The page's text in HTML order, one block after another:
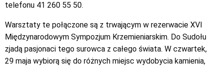
telefonu 41 260 55 50.
Warsztaty te połączone są z trwającym w rezerwacie XVI
Międzynarodowym Sympozjum Krzemieniarskim. Do Sudołu
zjadą pasjonaci tego surowca z całego świata. W czwartek,
29 maja wybiorą się do różnych miejsc wydobycia kamienia,